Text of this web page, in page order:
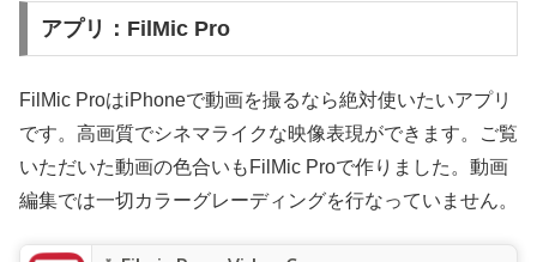
アプリ：FilMic Pro
FilMic ProはiPhoneで動画を撮るなら絶対使いたいアプリ
です。高画質でシネマライクな映像表現ができます。ご覧
いただいた動画の色合いもFilMic Proで作りました。動画
編集では一切カラーグレーディングを行なっていません。